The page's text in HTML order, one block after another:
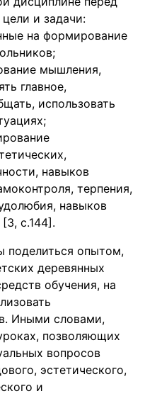
и задачи:
на формирование
мышления,
главное,
использовать
навыков
терпения,
навыков
с.144].
поделиться опытом,
деревянных
обучения, на
Иными словами,
позволяющих
вопросов
эстетического,
и